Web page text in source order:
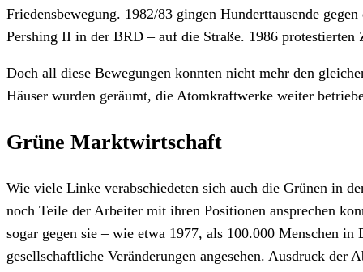
Friedensbewegung. 1982/83 gingen Hunderttausende
Pershing II in der BRD – auf die Straße. 1986 protestierten
Doch all diese Bewegungen konnten nicht mehr den
Häuser wurden geräumt, die Atomkraftwerke weiter
Grüne Marktwirtschaft
Wie viele Linke verabschiedeten sich auch die Grünen in
noch Teile der Arbeiter mit ihren Positionen ansprechen
sogar gegen sie – wie etwa 1977, als 100.000 Menschen
gesellschaftliche Veränderungen angesehen. Ausdruck